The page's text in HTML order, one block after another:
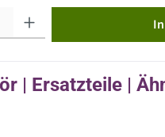
| Ersatzteile |